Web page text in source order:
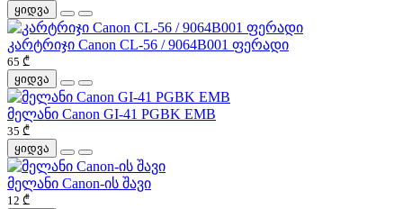
ყიდვა
კარტრიჯი Canon CL-56 / 9064B001 ფერადი
65 ₾
ყიდვა
მელანი Canon GI-41 PGBK EMB
35 ₾
ყიდვა
მელანი Canon-ის შავი
12 ₾